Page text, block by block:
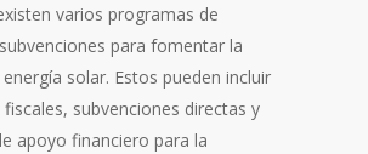
varios programas de
para fomentar la
solar. Estos pueden incluir
subvenciones directas y
apoyo financiero para la